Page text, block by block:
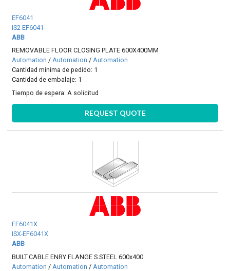
EF6041
IS2-EF6041
ABB
REMOVABLE FLOOR CLOSING PLATE 600X400MM
Automation /Automation /Automation
Cantidad mínima de pedido: 1
Cantidad de embalaje: 1
Tiempo de espera: A solicitud
REQUEST QUOTE
EF6041X
ISX-EF6041X
ABB
BUILT.CABLE ENRY FLANGE S.STEEL 600x400
Automation / Automation / Automation